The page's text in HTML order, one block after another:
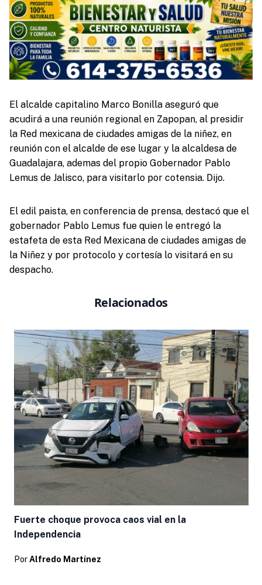
El alcalde capitalino Marco Bonilla aseguró que
acudirá a una reunión regional en Zapopan, al presidir
la Red mexicana de ciudades amigas de la niñez, en
reunión con el alcalde de ese lugar y la alcaldesa de
Guadalajara, ademas del propio Gobernador Pablo
Lemus de Jalisco, para visitarlo por cotensia. Dijo.
El edil paista, en conferencia de prensa, destacó que el
gobernador Pablo Lemus fue quien le entregó la
estafeta de esta Red Mexicana de ciudades amigas de
la Niñez y por protocolo y cortesía lo visitará en su
despacho.
Relacionados
Fuerte choque provoca caos vial en la
Independencia
Por Alfredo Martínez